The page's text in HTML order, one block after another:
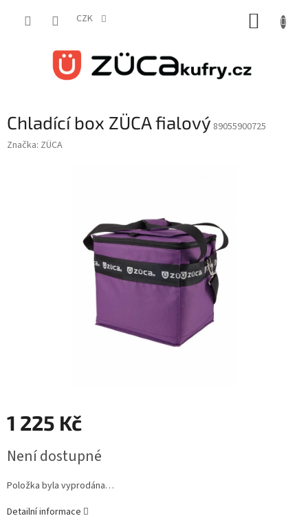
CZK
Chladící box ZÜCA fialový 89055900725
Značka: ZÜCA
1 225 Kč
cena:
Není dostupné
Položka byla vyprodána…
Detailní informace